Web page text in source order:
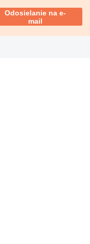
Odosielanie na e-
mail